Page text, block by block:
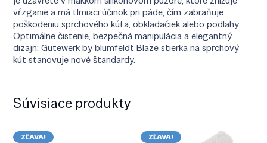
vŕzganie a má tlmiaci účinok pri páde, čím zabraňuje
poškodeniu sprchového kúta, obkladačiek alebo podlahy.
Optimálne čistenie, bezpečná manipulácia a elegantný
dizajn: Gütewerk by blumfeldt Blaze stierka na sprchový
kút stanovuje nové štandardy.
Súvisiace produkty
ZĽAVA! ZĽAVA!